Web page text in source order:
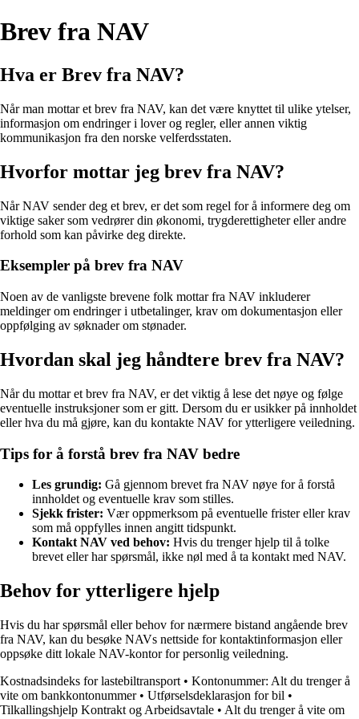
Brev fra NAV
Hva er Brev fra NAV?
Når man mottar et brev fra NAV, kan det være knyttet til ulike ytelser,
informasjon om endringer i lover og regler, eller annen viktig
kommunikasjon fra den norske velferdsstaten.
Hvorfor mottar jeg brev fra NAV?
Når NAV sender deg et brev, er det som regel for å informere deg om
viktige saker som vedrører din økonomi, trygderettigheter eller andre
forhold som kan påvirke deg direkte.
Eksempler på brev fra NAV
Noen av de vanligste brevene folk mottar fra NAV inkluderer
meldinger om endringer i utbetalinger, krav om dokumentasjon eller
oppfølging av søknader om stønader.
Hvordan skal jeg håndtere brev fra NAV?
Når du mottar et brev fra NAV, er det viktig å lese det nøye og følge
eventuelle instruksjoner som er gitt. Dersom du er usikker på innholdet
eller hva du må gjøre, kan du kontakte NAV for ytterligere veiledning.
Tips for å forstå brev fra NAV bedre
Les grundig: Gå gjennom brevet fra NAV nøye for å forstå
innholdet og eventuelle krav som stilles.
Sjekk frister: Vær oppmerksom på eventuelle frister eller krav
som må oppfylles innen angitt tidspunkt.
Kontakt NAV ved behov: Hvis du trenger hjelp til å tolke
brevet eller har spørsmål, ikke nøl med å ta kontakt med NAV.
Behov for ytterligere hjelp
Hvis du har spørsmål eller behov for nærmere bistand angående brev
fra NAV, kan du besøke NAVs nettside for kontaktinformasjon eller
oppsøke ditt lokale NAV-kontor for personlig veiledning.
Kostnadsindeks for lastebiltransport • Kontonummer: Alt du trenger å
vite om bankkontonummer• Utførselsdeklarasjon for bil •
Tilkallingshjelp Kontrakt og Arbeidsavtale • Alt du trenger å vite om